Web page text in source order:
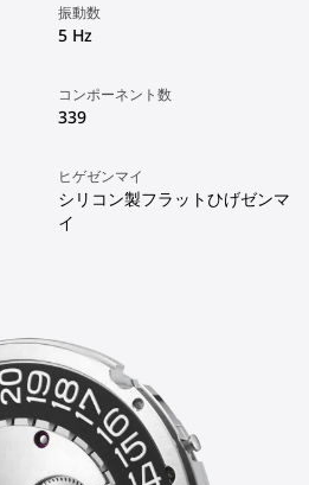
振動数
5 Hz
コンポーネント数
339
ヒゲゼンマイ
シリコン製フラットひげゼンマ
イ